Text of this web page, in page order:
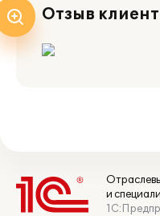
Отзыв
и